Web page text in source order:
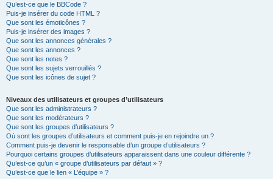
Qu’est-ce que le BBCode ?
Puis-je insérer du code HTML ?
Que sont les émoticônes ?
Puis-je insérer des images ?
Que sont les annonces générales ?
Que sont les annonces ?
Que sont les notes ?
Que sont les sujets verrouillés ?
Que sont les icônes de sujet ?
Niveaux des utilisateurs et groupes d’utilisateurs
Que sont les administrateurs ?
Que sont les modérateurs ?
Que sont les groupes d’utilisateurs ?
Où sont les groupes d’utilisateurs et comment puis-je en rejoindre un ?
Comment puis-je devenir le responsable d’un groupe d’utilisateurs ?
Pourquoi certains groupes d’utilisateurs apparaissent dans une couleur différente ?
Qu’est-ce qu’un « groupe d’utilisateurs par défaut » ?
Qu’est-ce que le lien « L’équipe » ?